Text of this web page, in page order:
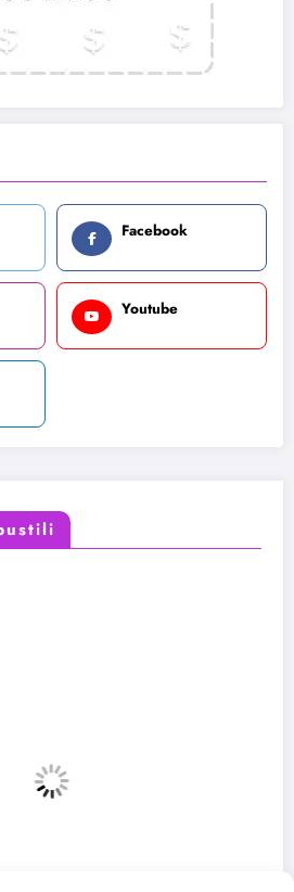
Facebook
Youtube